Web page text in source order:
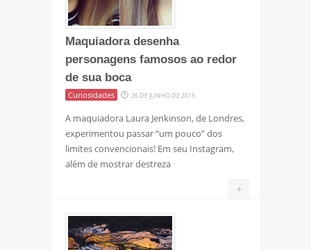
Maquiadora desenha
personagens famosos ao redor
de sua boca
Curiosidades 26 DE JUNHO DE 2015
A maquiadora Laura Jenkinson, de Londres,
experimentou passar “um pouco” dos
limites convencionais! Em seu Instagram,
além de mostrar destreza
+